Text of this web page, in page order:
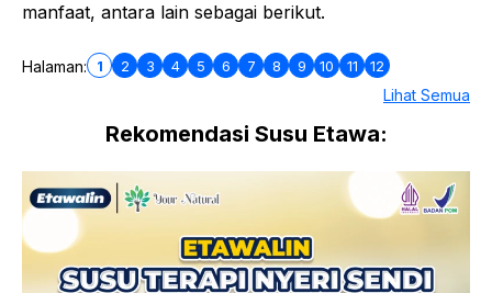
manfaat, antara lain sebagai berikut.
Halaman: 1 2 3 4 5 6 7 8 9 10 11 12
Lihat Semua
Rekomendasi Susu Etawa: